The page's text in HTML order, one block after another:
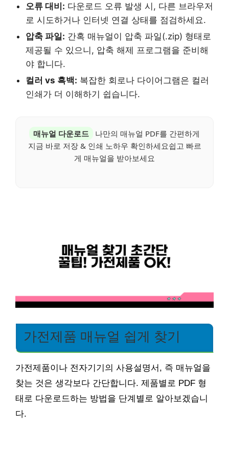
오류 대비: 다운로드 오류 발생 시, 다른 브라우저
로 시도하거나 인터넷 연결 상태를 점검하세요.
압축 파일: 간혹 매뉴얼이 압축 파일(.zip) 형태로
제공될 수 있으니, 압축 해제 프로그램을 준비해
야 합니다.
컬러 vs 흑백: 복잡한 회로나 다이어그램은 컬러
인쇄가 더 이해하기 쉽습니다.
매뉴얼 다운로드
나만의 매뉴얼 PDF를 간편하게
지금 바로 저장 & 인쇄 노하우 확인하세요쉽고 빠르
게 매뉴얼을 받아보세요
가전제품 매뉴얼 쉽게 찾기
가전제품이나 전자기기의 사용설명서, 즉 매뉴얼을
찾는 것은 생각보다 간단합니다. 제품별로 PDF 형
태로 다운로드하는 방법을 단계별로 알아보겠습니
다.